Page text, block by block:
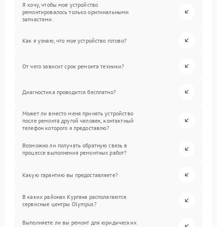
Я хочу, чтобы мое устройство
ремонтировалось только оригинальными
запчастями.
Как я узнаю, что мое устройство готово?
От чего зависит срок ремонта техники?
Диагностика проводится бесплатно?
Может ли вместо меня принять устройство
после ремонта другой человек, контактный
телефон которого я предоставлю?
Возможно ли получать обратную связь в
процессе выполнения ремонтных работ?
Какую гарантию вы предоставляете?
В каких районах Кургана располагаются
сервисные центры Olympus?
Выполняете ли вы ремонт для юридических